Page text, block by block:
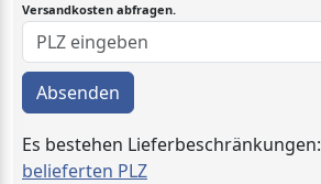
Versandkosten abfragen.
Absenden
Es bestehen Lieferbeschränkungen:
belieferten PLZ